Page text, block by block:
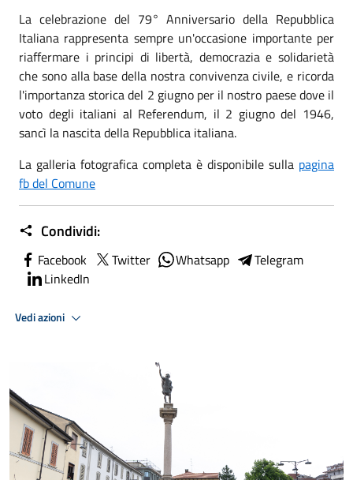
La celebrazione del 79° Anniversario della Repubblica
Italiana rappresenta sempre un'occasione importante per
riaffermare i principi di libertà, democrazia e solidarietà
che sono alla base della nostra convivenza civile, e ricorda
l'importanza storica del 2 giugno per il nostro paese dove il
voto degli italiani al Referendum, il 2 giugno del 1946,
sancì la nascita della Repubblica italiana.
La galleria fotografica completa è disponibile sulla pagina
fb del Comune
Condividi:
Facebook Twitter Whatsapp
Telegram
LinkedIn
Vedi azioni